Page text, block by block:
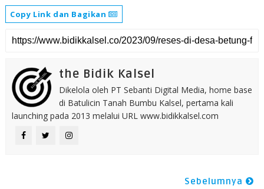
Copy Link dan Bagikan
the Bidik Kalsel
Dikelola oleh PT Sebanti Digital Media, home base
di Batulicin Tanah Bumbu Kalsel, pertama kali
launching pada 2013 melalui URL www.bidikkalsel.com
Sebelumnya